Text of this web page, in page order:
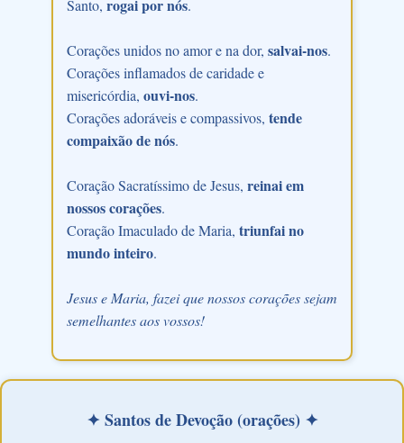
Santo, rogai por nós.
Corações unidos no amor e na dor, salvai-nos.
Corações inflamados de caridade e
misericórdia, ouvi-nos.
Corações adoráveis e compassivos, tende
compaixão de nós.
Coração Sacratíssimo de Jesus, reinai em
nossos corações.
Coração Imaculado de Maria, triunfai no
mundo inteiro.
Jesus e Maria, fazei que nossos corações sejam
semelhantes aos vossos!
✦ Santos de Devoção (orações) ✦